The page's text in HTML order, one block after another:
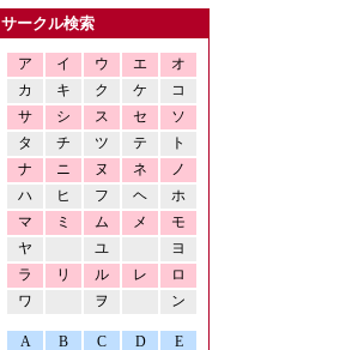
サークル検索
ア イ ウ エ
オ
カ
キ ク ケ
コ
サ
シ ス セ
ソ
タ
チ ツ テ
ト
ナ
ニ ヌ ネ
ノ
ハ
ヒ フ ヘ
ホ
マ
ミ ム メ
モ
ヤ
ユ
ヨ
ラ
リ ル レ
ロ
ワ
ヲ ン
A B C D
E